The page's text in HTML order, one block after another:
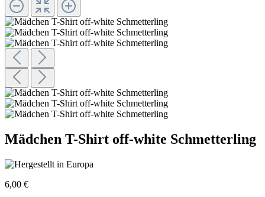
Mädchen T-Shirt off-white Schmetterling
6,00 €